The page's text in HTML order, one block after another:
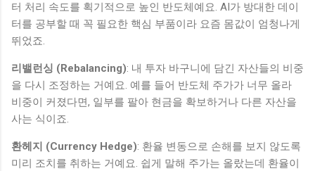
터 처리 속도를 획기적으로 높인 반도체예요. AI가 방대한 데이
터를 공부할 때 꼭 필요한 핵심 부품이라 요즘 몸값이 엄청나게
뛰었죠.
리밸런싱 (Rebalancing): 내 투자 바구니에 담긴 자산들의 비중
을 다시 조정하는 거예요. 예를 들어 반도체 주가가 너무 올라
비중이 커졌다면, 일부를 팔아 현금을 확보하거나 다른 자산을
사는 식이죠.
환헤지 (Currency Hedge): 환율 변동으로 손해를 보지 않도록
미리 조치를 취하는 거예요. 쉽게 말해 주가는 올랐는데 환율이